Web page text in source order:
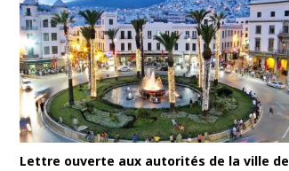
Lettre ouverte aux autorités de la ville de